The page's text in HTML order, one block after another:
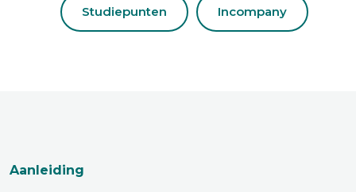
Studiepunten Incompany
Aanleiding